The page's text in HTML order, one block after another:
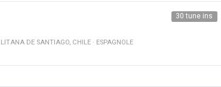
30 tune ins
DE SANTIAGO, CHILE · ESPAGNOLE